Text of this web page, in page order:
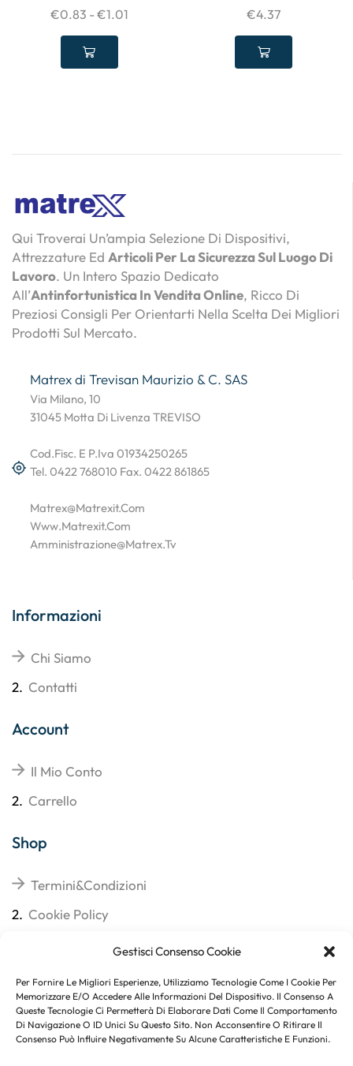
Gestisci Consenso Cookie
Per Fornire Le Migliori Esperienze, Utilizziamo Tecnologie Come I Cookie Per
Memorizzare E/o Accedere Alle Informazioni Del Dispositivo. Il Consenso A
Queste Tecnologie Ci Permetterà Di Elaborare Dati Come Il Comportamento
Di Navigazione O ID Unici Su Questo Sito. Non Acconsentire O Ritirare Il
Consenso Può Influire Negativamente Su Alcune Caratteristiche E Funzioni.
€0.83 -€1.01 €4.37
Qui Troverai Un’ampia Selezione Di Dispositivi,
Attrezzature Ed Articoli Per La Sicurezza Sul Luogo Di
Lavoro. Un Intero Spazio Dedicato
All’Antinfortunistica In Vendita Online, Ricco Di
Preziosi Consigli Per Orientarti Nella Scelta Dei Migliori
Prodotti Sul Mercato.
Matrex di Trevisan Maurizio & C. SAS
Via Milano, 10
31045 Motta Di Livenza TREVISO
Cod.Fisc. E P.Iva 01934250265
Tel. 0422 768010 Fax. 0422 861865
Matrex@matrexit.com
Www.matrexit.com
Amministrazione@matrex.tv
Informazioni
Chi Siamo
2. Contatti
Account
Il Mio Conto
2. Carrello
Shop
Termini&Condizioni
2. Cookie Policy